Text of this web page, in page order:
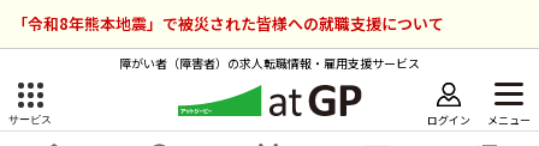
「令和8年熊本地震」で被災された皆様への就職支援について
障がい者（障害者）の求人転職情報・雇用支援サービス
サービス ログイン メニュー